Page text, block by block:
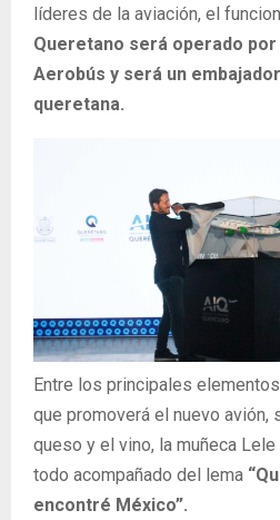
líderes de la aviación, el
Queretano será operado por
Aerobús y será un
queretana.
Entre los principales
que promoverá el nuevo avión,
queso y el vino, la muñeca Lele
todo acompañado del lema
encontré México”.